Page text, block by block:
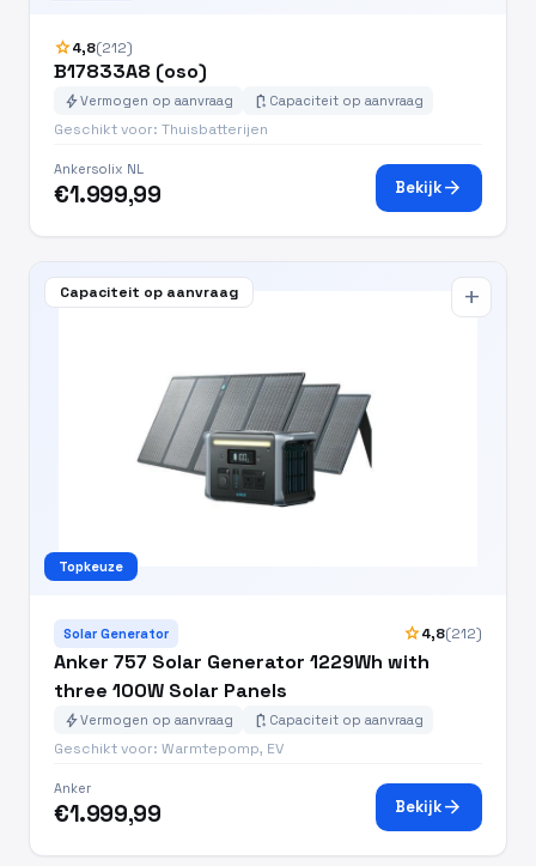
star4,8(212)
B17833A8 (oso)
boltVermogen op aanvraag battery_charging_full Capaciteit op aanvraag
Geschikt voor: Thuisbatterijen
Ankersolix NL
€1.999,99 Bekijkarrow_forward
Capaciteit op aanvraag
Topkeuze
add
Solar Generator star4,8(212)
Anker 757 Solar Generator 1229Wh with
three 100W Solar Panels
boltVermogen op aanvraag battery_charging_full Capaciteit op aanvraag
Geschikt voor: Warmtepomp, EV
Anker
€1.999,99 Bekijkarrow_forward